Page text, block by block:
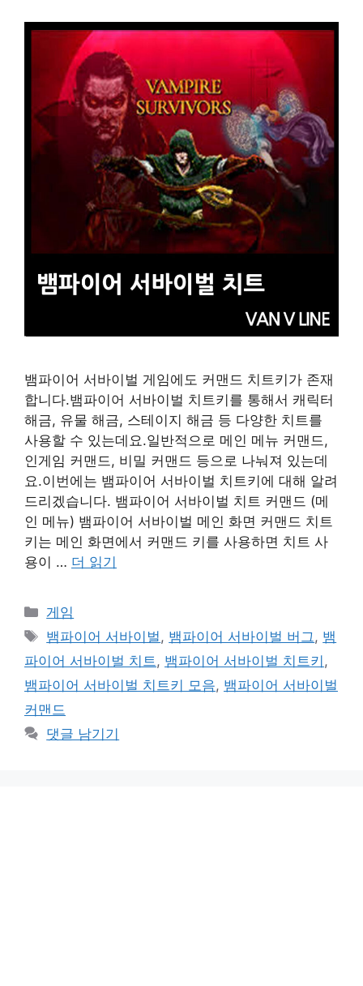
뱀파이어 서바이벌 게임에도 커맨드 치트키가 존재
합니다.뱀파이어 서바이벌 치트키를 통해서 캐릭터
해금, 유물 해금, 스테이지 해금 등 다양한 치트를
사용할 수 있는데요.일반적으로 메인 메뉴 커맨드,
인게임 커맨드, 비밀 커맨드 등으로 나눠져 있는데
요.이번에는 뱀파이어 서바이벌 치트키에 대해 알려
드리겠습니다. 뱀파이어 서바이벌 치트 커맨드 (메
인 메뉴) 뱀파이어 서바이벌 메인 화면 커맨드 치트
키는 메인 화면에서 커맨드 키를 사용하면 치트 사
용이 … 더 읽기
카
테
고
리
게임
태
그
뱀파이어 서바이벌 , 뱀파이어 서바이벌 버그 , 뱀
파이어 서바이벌 치트 , 뱀파이어 서바이벌 치트키 ,
뱀파이어 서바이벌 치트키 모음, 뱀파이어 서바이벌
커맨드
댓글 남기기